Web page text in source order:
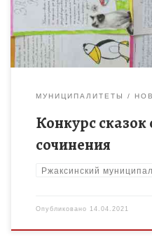
МУНИЦИПАЛИТЕТЫ
Конкурс сказок
сочинения
Ржаксинский
Опубликовано 14.04.2021